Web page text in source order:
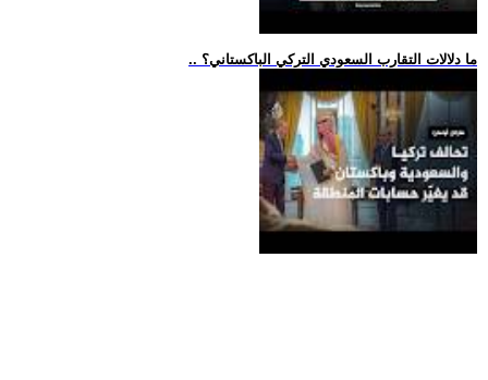
.. ما دلالات التقارب السعودي التركي الباكستاني؟